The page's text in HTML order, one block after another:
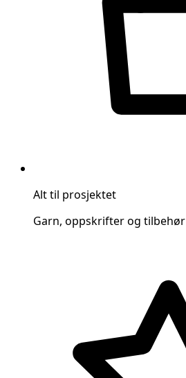
Alt til prosjektet
Garn, oppskrifter og tilbehør